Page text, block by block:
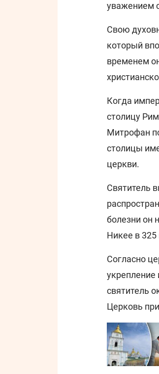
уважением
Свою
который
временем
Когда
столицу
Митрофан
столицы
церкви.
Святитель
болезни он
Никее в 325
Согласно
укрепление
святитель
Церковь